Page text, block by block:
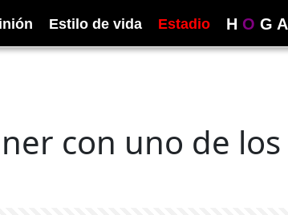
Estilo de vida Estadio H O G A
con uno de los